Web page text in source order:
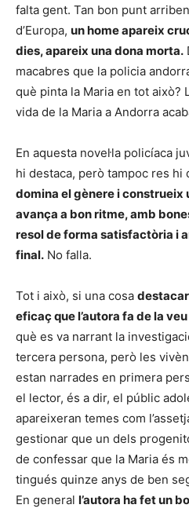
falta gent. Tan bon punt
d’Europa, un home apareix
dies, apareix una dona morta.
macabres que la policia
què pinta la Maria en tot això?
vida de la Maria a Andorra
En aquesta novel·la policíaca
hi destaca, però tampoc res hi
domina el gènere i construeix
avança a bon ritme, amb
resol de forma satisfactòria i
final. No falla.
Tot i això, si una cosa
eficaç que l’autora fa de la
què es va narrant la
tercera persona, però les
estan narrades en primera
el lector, és a dir, el públic
apareixeran temes com
gestionar que un dels
de confessar que la Maria és
tingués quinze anys de ben
En general l’autora ha fet un